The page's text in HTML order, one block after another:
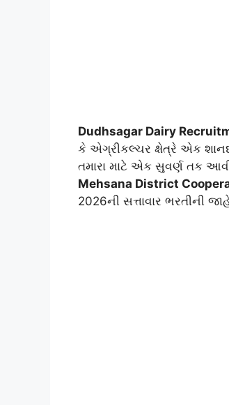
Dudhsagar Dairy
કે એગ્રીકલ્ચર ક્ષેત્રે એક
તમારા માટે એક સુવર્ણ તક
Mehsana District
2026ની સત્તાવાર ભરતીની